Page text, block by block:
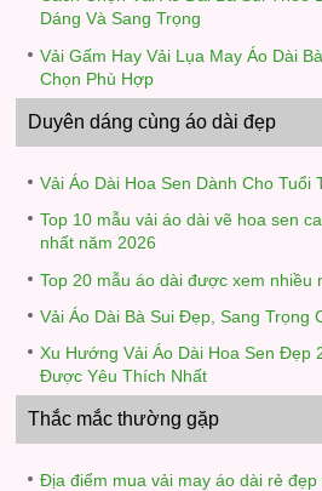
Dáng Và Sang Trọng
Vải Gấm Hay Vải Lụa May Áo Dài
Chọn Phù Hợp
Duyên dáng cùng áo dài đẹp
Vải Áo Dài Hoa Sen Dành Cho Tuổi
Top 10 mẫu vải áo dài vẽ hoa sen
nhất năm 2026
Top 20 mẫu áo dài được xem nhiều
Vải Áo Dài Bà Sui Đẹp, Sang Trọng
Xu Hướng Vải Áo Dài Hoa Sen Đẹp
Được Yêu Thích Nhất
Thắc mắc thường gặp
Địa điểm mua vải may áo dài rẻ